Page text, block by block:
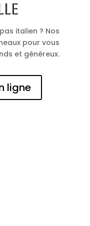
italien ? Nos
pour vous
et généreux.
ligne